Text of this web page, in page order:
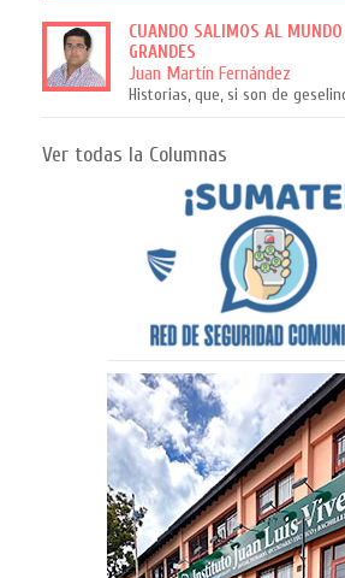
CUANDO SALIMOS AL MUNDO
GRANDES
Juan Martín Fernández
Historias, que, si son de
Ver todas la Columnas